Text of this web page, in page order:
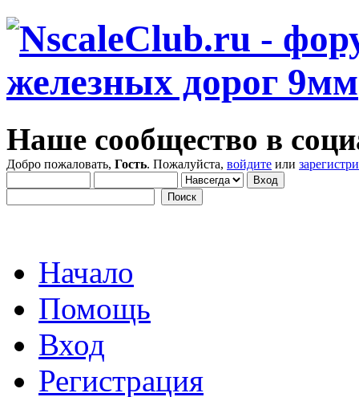
Наше сообщество в
Добро пожаловать, Гость. Пожалуйста, войдите или
Начало
Помощь
Вход
Регистрация